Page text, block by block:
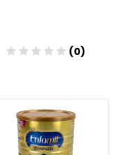
(0)
Añadir